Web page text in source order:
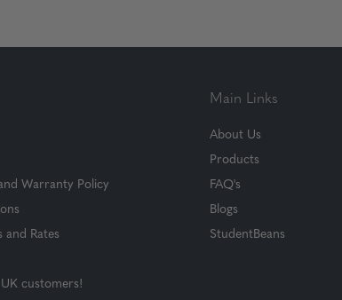
Warranty Policy
and Rates
customers!
Main Links
About Us
Products
FAQ's
Blogs
StudentBeans